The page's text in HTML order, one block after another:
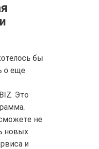
бы
о еще
Это
не
новых
и